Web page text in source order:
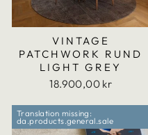
VINTAGE
PATCHWORK RUND
LIGHT GREY
18.900,00 kr
Translation missing:
da.products.general.sale